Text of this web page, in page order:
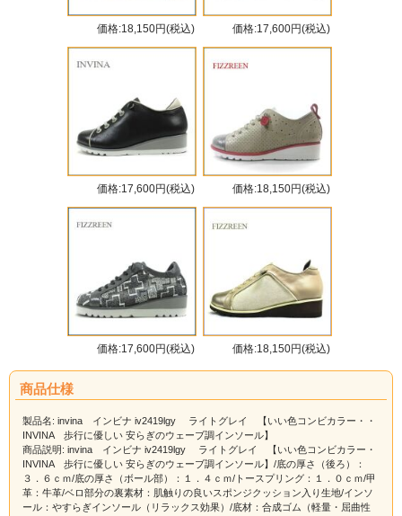
価格:18,150円(税込) 価格:17,600円(税込)
価格:17,600円(税込) 価格:18,150円(税込)
価格:17,600円(税込) 価格:18,150円(税込)
商品仕様
製品名: invina インビナ iv2419lgy ライトグレイ 【いい色コンビカラー・・
INVINA 歩行に優しい 安らぎのウェーブ調インソール】
商品説明: invina インビナ iv2419lgy ライトグレイ 【いい色コンビカラー・
INVINA 歩行に優しい 安らぎのウェーブ調インソール】/底の厚さ（後ろ）：
３．６ｃｍ/底の厚さ（ボール部）：１．４ｃｍ/トースプリング：１．０ｃｍ/甲
革：牛革/ベロ部分の裏素材：肌触りの良いスポンジクッション入り生地/インソ
ール：やすらぎインソール（リラックス効果）/底材：合成ゴム（軽量・屈曲性